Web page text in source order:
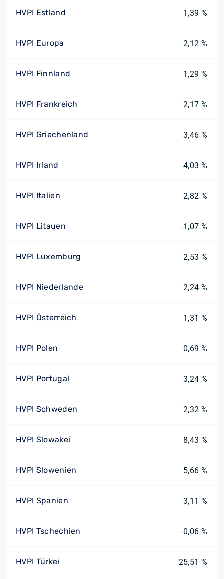
HVPI Estland 1,39 %
HVPI Europa 2,12 %
HVPI Finnland 1,29 %
HVPI Frankreich 2,17 %
HVPI Griechenland 3,46 %
HVPI Irland 4,03 %
HVPI Italien 2,82 %
HVPI Litauen -1,07 %
HVPI Luxemburg 2,53 %
HVPI Niederlande 2,24 %
HVPI Österreich 1,31 %
HVPI Polen 0,69 %
HVPI Portugal 3,24 %
HVPI Schweden 2,32 %
HVPI Slowakei 8,43 %
HVPI Slowenien 5,66 %
HVPI Spanien 3,11 %
HVPI Tschechien -0,06 %
HVPI Türkei 25,51 %